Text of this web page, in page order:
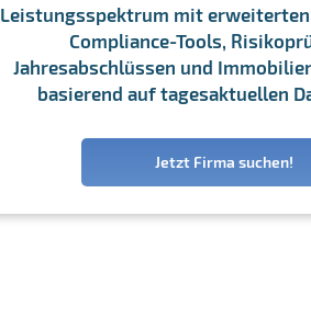
Leistungsspektrum mit
Compliance-Tools,
Jahresabschlüssen und
basierend auf tagesaktuellen
Jetzt Firma suchen!